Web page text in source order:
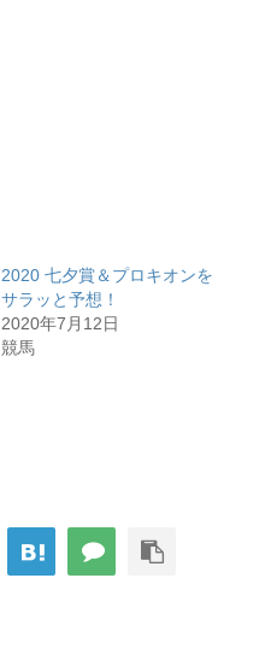
2020 七夕賞＆プロキオンを
サラッと予想！
2020年7月12日
競馬